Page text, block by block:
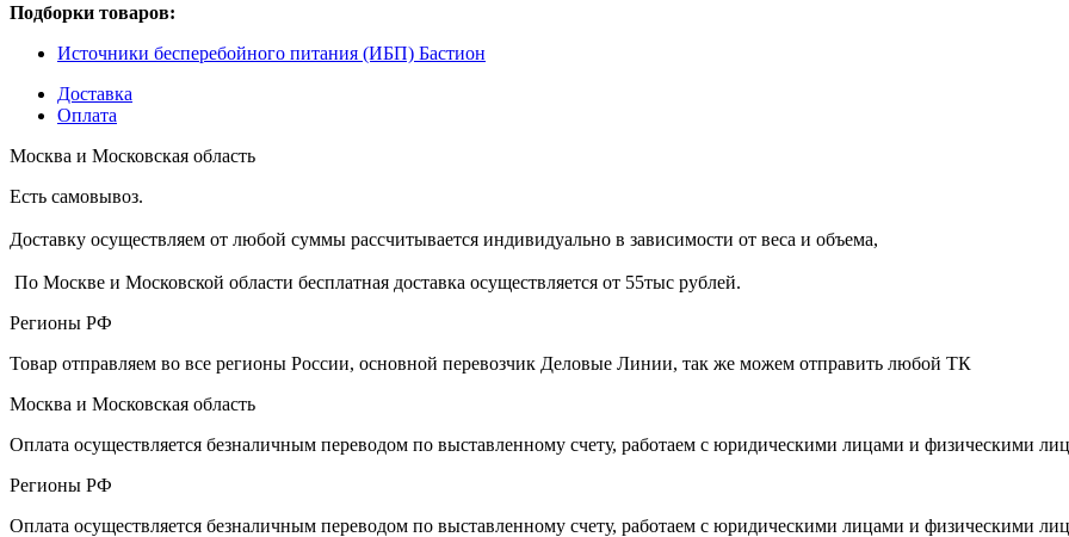
Подборки товаров:
Источники бесперебойного питания (ИБП) Бастион
Доставка
Оплата
Москва и Московская область
Есть самовывоз.
Доставку осуществляем от любой суммы рассчитывается индивидуально в зависимости от веса и объема,
По Москве и Московской области бесплатная доставка осуществляется от 55тыс рублей.
Регионы РФ
Товар отправляем во все регионы России, основной перевозчик Деловые Линии, так же можем отправить любой ТК
Москва и Московская область
Оплата осуществляется безналичным переводом по выставленному счету, работаем с юридическими лицами и физическими
Регионы РФ
Оплата осуществляется безналичным переводом по выставленному счету, работаем с юридическими лицами и физическими